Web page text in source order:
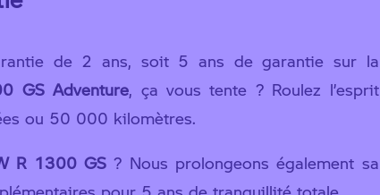
de 2 ans, soit 5 ans de garantie sur la
GS Adventure, ça vous tente ? Roulez l’esprit
ou 50 000 kilomètres.
R 1300 GS? Nous prolongeons également sa